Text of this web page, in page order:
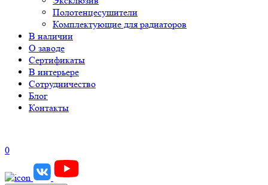
Полотенцесушители
Комплектующие для радиаторов
В наличии
О заводе
Сертификаты
В интерьере
Сотрудничество
Блог
Контакты
0